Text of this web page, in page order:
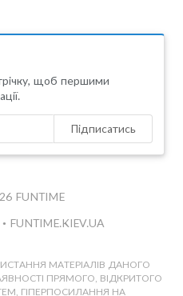
щоб першими
Підписатись
FUNTIME
• FUNTIME.KIEV.UA
МАТЕРІАЛІВ ДАНОГО
ПРЯМОГО, ВІДКРИТОГО
ГІПЕРПОСИЛАННЯ НА